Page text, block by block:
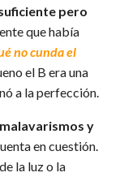
pero
que había
no cunda el
el B era una
a la perfección.
y
en cuestión.
la luz o la